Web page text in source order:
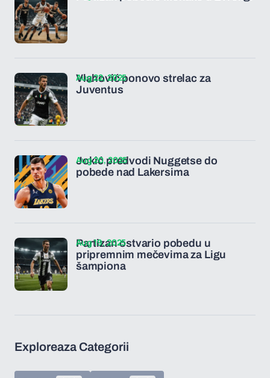
Vlahović ponovo strelac za
Juventus
Aug 22, 2025
Jokić predvodi Nuggetse do
pobede nad Lakersima
Aug 20, 2025
Partizan ostvario pobedu u
pripremnim mečevima za Ligu
šampiona
Aug 19, 2025
Exploreaza Categorii